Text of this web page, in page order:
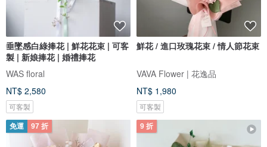
垂墜感白綠捧花 | 鮮花花束 | 可客
製 | 新娘捧花 | 婚禮捧花
WAS floral
NT$ 2,580
可客製
鮮花 / 進口玫瑰花束 / 情人節花束
VAVA Flower | 花逸品
NT$ 1,980
可客製
免運 97 折 9 折